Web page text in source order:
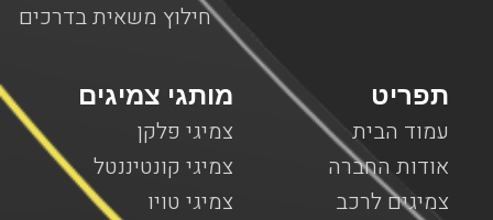
חילוץ משאית בדרכים
מותגי צמיגים
צמיגי פלקן
צמיגי קונטיננטל
צמיגי טויו
תפריט
עמוד הבית
אודות החברה
צמיגים לרכב